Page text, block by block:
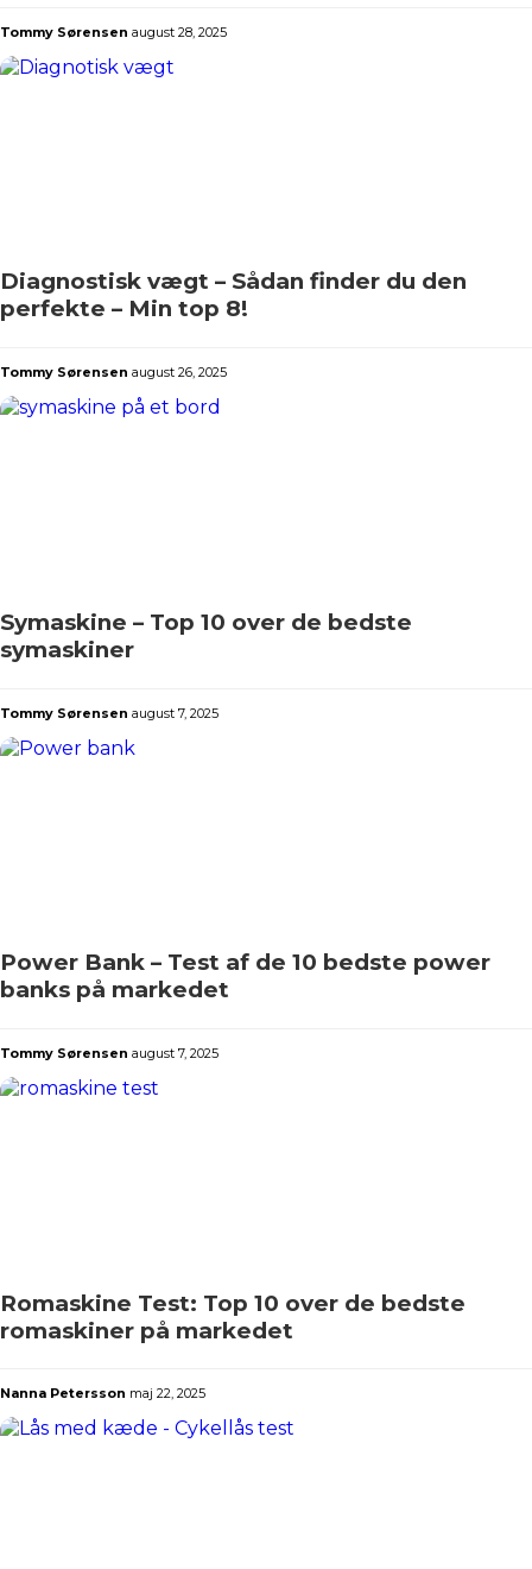
Tommy Sørensen august 28, 2025
Diagnostisk vægt – Sådan finder du den
perfekte – Min top 8!
Tommy Sørensen august 26, 2025
Symaskine – Top 10 over de bedste
symaskiner
Tommy Sørensen august 7, 2025
Power Bank – Test af de 10 bedste power
banks på markedet
Tommy Sørensen august 7, 2025
Romaskine Test: Top 10 over de bedste
romaskiner på markedet
Nanna Petersson maj 22, 2025